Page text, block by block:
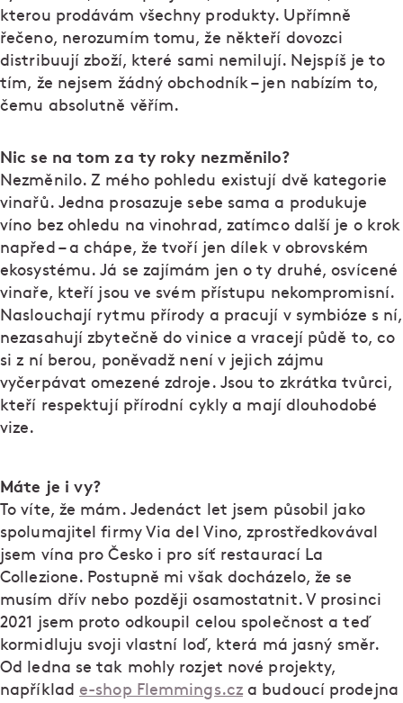
kterou prodávám všechny produkty. Upřímně
řečeno, nerozumím tomu, že někteří dovozci
distribuují zboží, které sami nemilují. Nejspíš je to
tím, že nejsem žádný obchodník – jen nabízím to,
čemu absolutně věřím.
Nic se na tom za ty roky nezměnilo?
Nezměnilo. Z mého pohledu existují dvě kategorie
vinařů. Jedna prosazuje sebe sama a produkuje
víno bez ohledu na vinohrad, zatímco další je o krok
napřed – a chápe, že tvoří jen dílek v obrovském
ekosystému. Já se zajímám jen o ty druhé, osvícené
vinaře, kteří jsou ve svém přístupu nekompromisní.
Naslouchají rytmu přírody a pracují v symbióze s ní,
nezasahují zbytečně do vinice a vracejí půdě to, co
si z ní berou, poněvadž není v jejich zájmu
vyčerpávat omezené zdroje. Jsou to zkrátka tvůrci,
kteří respektují přírodní cykly a mají dlouhodobé
vize.
Máte je i vy?
To víte, že mám. Jedenáct let jsem působil jako
spolumajitel firmy Via del Vino, zprostředkovával
jsem vína pro Česko i pro síť restaurací La
Collezione. Postupně mi však docházelo, že se
musím dřív nebo později osamostatnit. V prosinci
2021 jsem proto odkoupil celou společnost a teď
kormidluju svoji vlastní loď, která má jasný směr.
Od ledna se tak mohly rozjet nové projekty,
například e-shop Flemmings.cza budoucí prodejna